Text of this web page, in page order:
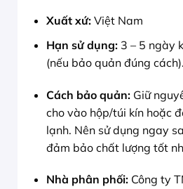
Xuất xứ:Việt Nam
Hạn sử dụng:3 – 5 ngày
(nếu bảo quản đúng cách).
Cách bảo quản:Giữ
cho vào hộp/túi kín hoặc
lạnh. Nên sử dụng ngay
đảm bảo chất lượng tốt
Nhà phân phối:Công ty